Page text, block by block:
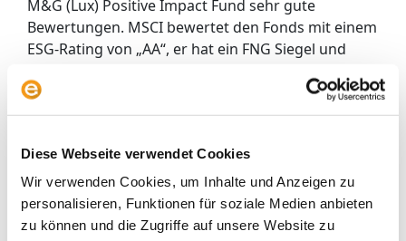
Diese Webseite verwendet Cookies
Wir verwenden Cookies, um Inhalte und Anzeigen zu
personalisieren, Funktionen für soziale Medien anbieten
zu können und die Zugriffe auf unsere Website zu
M&G (Lux) Positive Impact Fund sehr gute
Bewertungen. MSCI bewertet den Fonds mit einem
ESG-Rating von „AA“, er hat ein FNG Siegel und
Anleger, die ein differenzierendes, nachhaltiges
Der Fonds gehört zur SRRI Klasse 6 von insgesamt
7, Anleger müssen also eine entsprechende
Risikobereitschaft mitbringen. Die Euro-
Anteilsklasse des Fonds gibt es in einer